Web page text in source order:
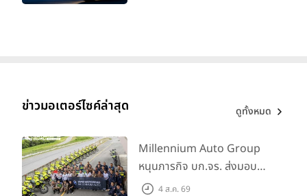
ข่าวมอเตอร์ไซค์ล่าสุด ดูทั้งหมด
Millennium Auto Group
หนุนภารกิจ บก.จร. ส่งมอบ
BMW R 1300 GS และ F 900
4 ส.ค. 69